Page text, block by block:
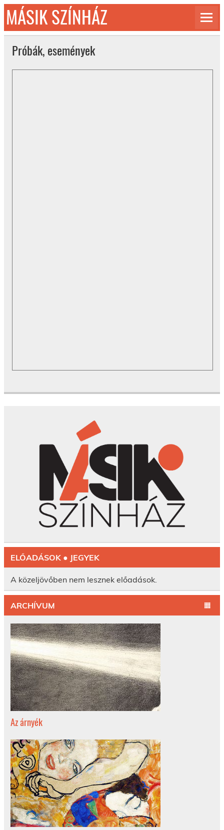
Skip
content
MÁSIK SZÍNHÁZ
© 1992-2026
Próbák, események
ELŐADÁSOK ● JEGYEK
A közeljövőben nem lesznek előadások.
ARCHÍVUM
Az árnyék